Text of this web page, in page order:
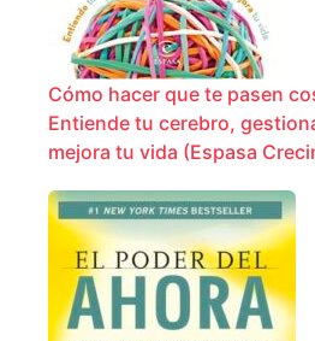
Cómo hacer que te pasen
Entiende tu cerebro,
mejora tu vida (Espasa